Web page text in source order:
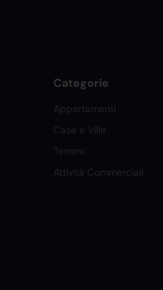
Categorie
Appartamenti
Case e Ville
Terreni
Attività Commerciali